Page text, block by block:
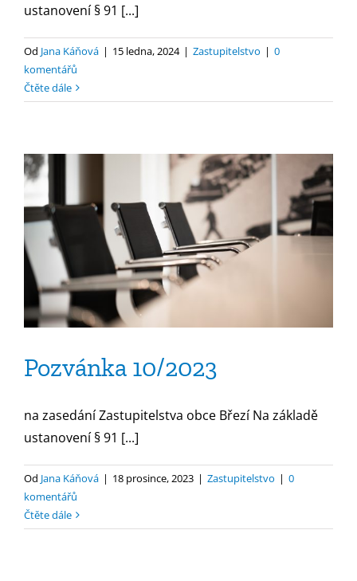
ustanovení § 91 [...]
Od Jana Káňová | 15 ledna, 2024 | Zastupitelstvo | 0
komentářů
Čtěte dále
Pozvánka 10/2023
na zasedání Zastupitelstva obce Březí Na základě
ustanovení § 91 [...]
Od Jana Káňová | 18 prosince, 2023 | Zastupitelstvo | 0
komentářů
Čtěte dále